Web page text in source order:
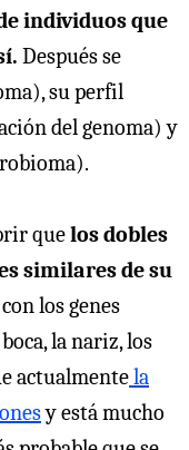
individuos que
Después se
su perfil
del genoma) y
quelos dobles
similares de su
los genes
la nariz, los
actualmentela
y está mucho